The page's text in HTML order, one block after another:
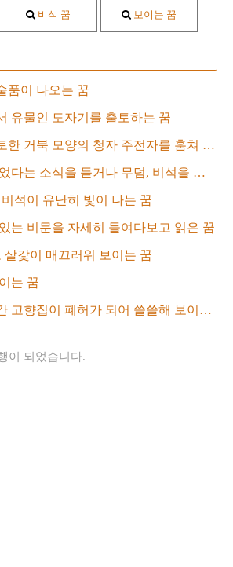
비석 꿈 보이는 꿈
품이 나오는 꿈
유물인 도자기를 출토하는 꿈
북 모양의 청자 주전자를 훔쳐 가지고 오는 꿈
식을 듣거나 무덤, 비석을 보고 대성통곡하는 꿈
석이 유난히 빛이 나는 꿈
는 비문을 자세히 들여다보고 읽은 꿈
살갗이 매끄러워 보이는 꿈
는 꿈
향집이 폐허가 되어 쓸쓸해 보이는 꿈
이 되었습니다.